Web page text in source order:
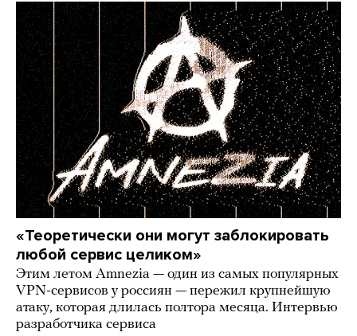
«Теоретически они могут заблокировать
любой сервис целиком»
Этим летом Amnezia — один из самых популярных
VPN-сервисов у россиян — пережил крупнейшую
атаку, которая длилась полтора месяца. Интервью
разработчика сервиса